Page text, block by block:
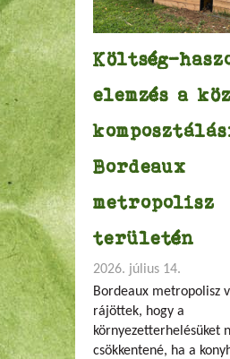
Költség-
elemzés a
Bordeaux
metropolisz
területén
2026. július 14.
Bordeaux metropolisz
rájöttek, hogy a
környezetterhelésüket
csökkentené, ha a